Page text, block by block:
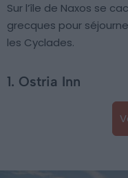
Sur l’île de Naxos se
grecques pour
les Cyclades.
1. Ostria Inn